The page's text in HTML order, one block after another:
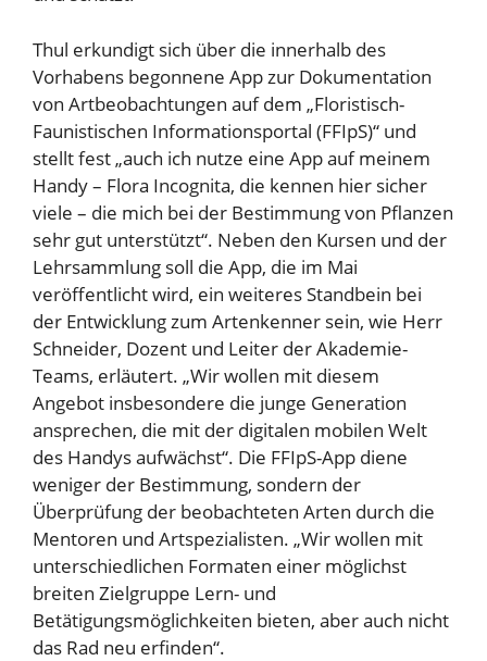
Thul erkundigt sich über die innerhalb des
Vorhabens begonnene App zur Dokumentation
von Artbeobachtungen auf dem „Floristisch-
Faunistischen Informationsportal (FFIpS)“ und
stellt fest „auch ich nutze eine App auf meinem
Handy – Flora Incognita, die kennen hier sicher
viele – die mich bei der Bestimmung von Pflanzen
sehr gut unterstützt“. Neben den Kursen und der
Lehrsammlung soll die App, die im Mai
veröffentlicht wird, ein weiteres Standbein bei
der Entwicklung zum Artenkenner sein, wie Herr
Schneider, Dozent und Leiter der Akademie-
Teams, erläutert. „Wir wollen mit diesem
Angebot insbesondere die junge Generation
ansprechen, die mit der digitalen mobilen Welt
des Handys aufwächst“. Die FFIpS-App diene
weniger der Bestimmung, sondern der
Überprüfung der beobachteten Arten durch die
Mentoren und Artspezialisten. „Wir wollen mit
unterschiedlichen Formaten einer möglichst
breiten Zielgruppe Lern- und
Betätigungsmöglichkeiten bieten, aber auch nicht
das Rad neu erfinden“.